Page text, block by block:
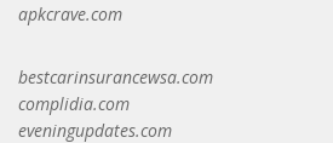
apkcrave.com
bestcarinsurancewsa.com
complidia.com
eveningupdates.com